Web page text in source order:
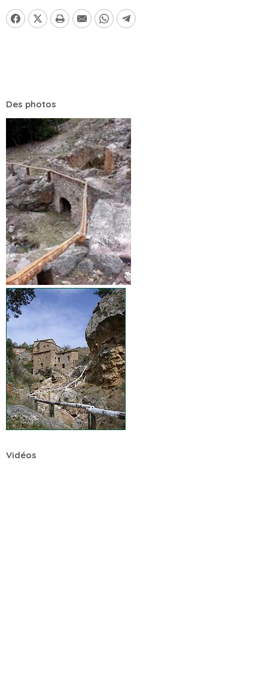
Des photos
Vidéos